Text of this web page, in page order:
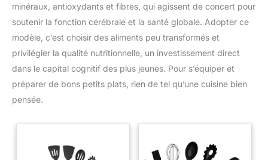
minéraux, antioxydants et fibres, qui agissent de concert pour
soutenir la fonction cérébrale et la santé globale. Adopter ce
modèle, c’est choisir des aliments peu transformés et
privilégier la qualité nutritionnelle, un investissement direct
dans le capital cognitif des plus jeunes. Pour s’équiper et
préparer de bons petits plats, rien de tel qu’une cuisine bien
pensée.